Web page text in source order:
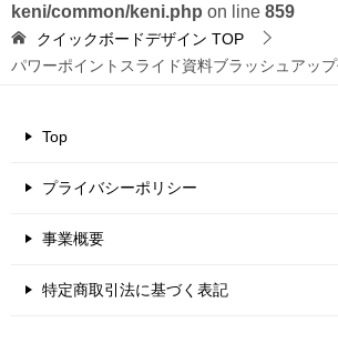
keni/common/keni.php on line 859
クイックボードデザイン TOP
パワーポイントスライド資料ブラッシュアッ
Top
プライバシーポリシー
事業概要
特定商取引法に基づく表記